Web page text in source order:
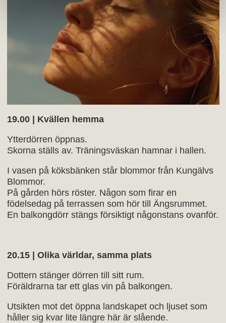
19.00 | Kvällen hemma
Ytterdörren öppnas.
Skorna ställs av. Träningsväskan hamnar i hallen.
I vasen på köksbänken står blommor från Kungälvs
Blommor.
På gården hörs röster. Någon som firar en
födelsedag på terrassen som hör till Ängsrummet.
En balkongdörr stängs försiktigt någonstans ovanför.
20.15 | Olika världar, samma plats
Dottern stänger dörren till sitt rum.
Föräldrarna tar ett glas vin på balkongen.
Utsikten mot det öppna landskapet och ljuset som
håller sig kvar lite längre här är slående.